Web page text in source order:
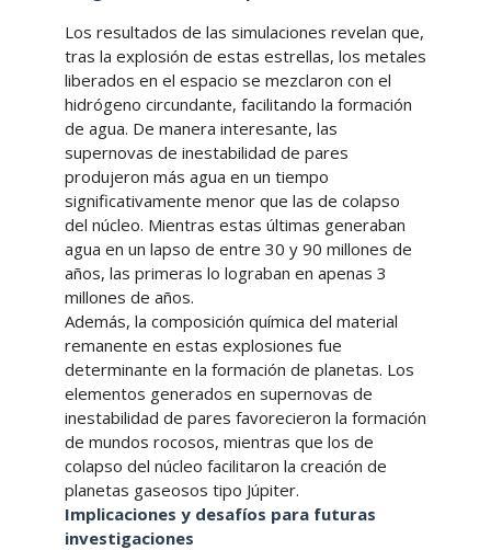
Los resultados de las simulaciones revelan que,
tras la explosión de estas estrellas, los metales
liberados en el espacio se mezclaron con el
hidrógeno circundante, facilitando la formación
de agua. De manera interesante, las
supernovas de inestabilidad de pares
produjeron más agua en un tiempo
significativamente menor que las de colapso
del núcleo. Mientras estas últimas generaban
agua en un lapso de entre 30 y 90 millones de
años, las primeras lo lograban en apenas 3
millones de años.
Además, la composición química del material
remanente en estas explosiones fue
determinante en la formación de planetas. Los
elementos generados en supernovas de
inestabilidad de pares favorecieron la formación
de mundos rocosos, mientras que los de
colapso del núcleo facilitaron la creación de
planetas gaseosos tipo Júpiter.
Implicaciones y desafíos para futuras
investigaciones